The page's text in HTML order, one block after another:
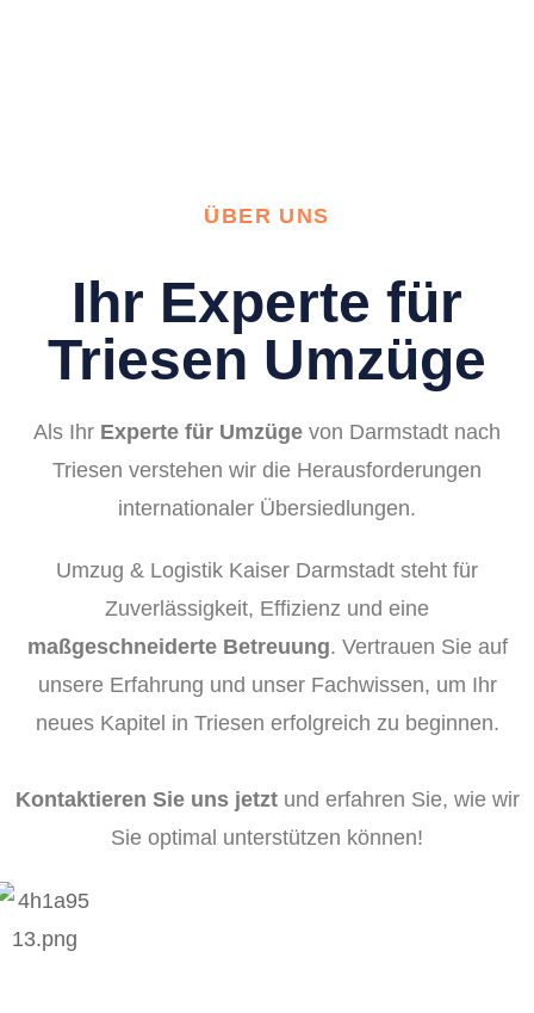
ÜBER UNS
Ihr Experte für
Triesen Umzüge
Als Ihr Experte für Umzüge von Darmstadt nach
Triesen verstehen wir die Herausforderungen
internationaler Übersiedlungen.
Umzug & Logistik Kaiser Darmstadt steht für
Zuverlässigkeit, Effizienz und eine
maßgeschneiderte Betreuung. Vertrauen Sie auf
unsere Erfahrung und unser Fachwissen, um Ihr
neues Kapitel in Triesen erfolgreich zu beginnen.
Kontaktieren Sie uns jetztund erfahren Sie, wie wir
Sie optimal unterstützen können!